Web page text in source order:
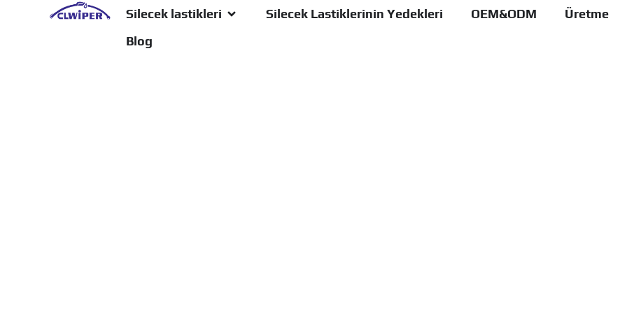
Silecek lastikleri Silecek Lastiklerinin Yedekleri OEM&ODM Üretme
Blog